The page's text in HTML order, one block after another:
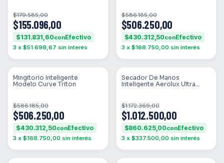
$155.096,00
$179.585,00
$131.831,60con
3 x $51.698,67 sin interés
$506.250,00
$586.185,00
$430.312,50con
3 x $168.750,00 sin interés
SIN STOCK
Mingitorio Inteligente
Modelo Curve Triton
$506.250,00
$586.185,00
$430.312,50con
3 x $168.750,00 sin interés
SIN STOCK
Secador De Manos
Inteligente Aerolux Ultra
$1.012.500,00
$1.172.369,00
$860.625,00con
3 x $337.500,00 sin interés